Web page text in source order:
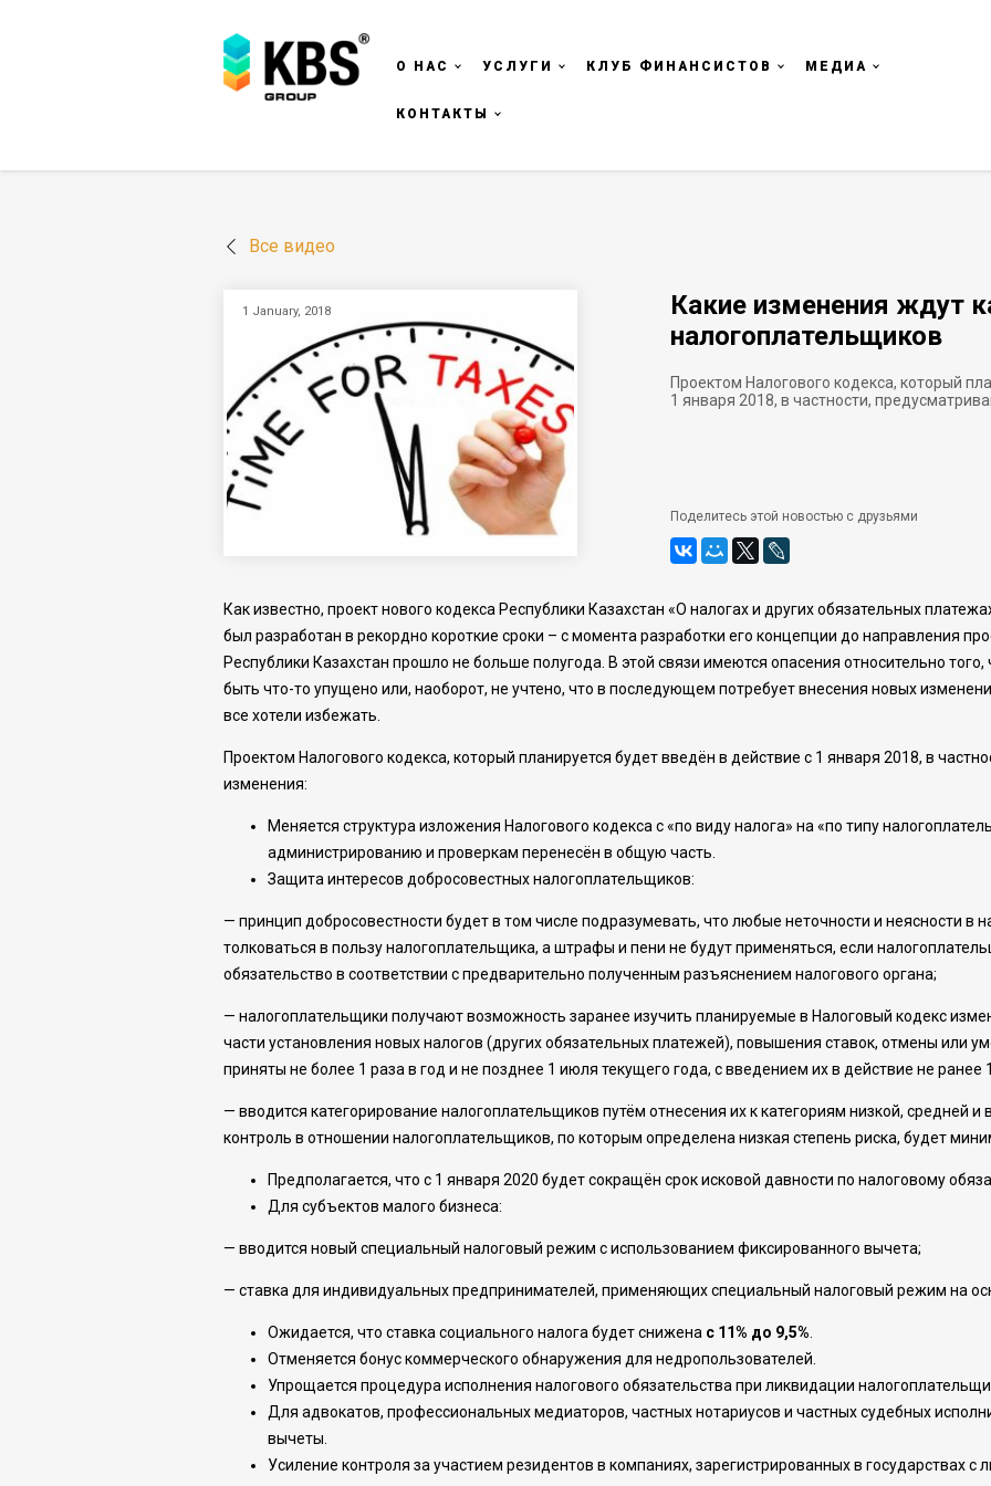
О НАС УСЛУГИ КЛУБ ФИНАНСИСТОВ МЕДИА
КОНТАКТЫ
Все видео
1 January, 2018
Какие изменения ждут
налогоплательщиков
Проектом Налогового кодекса, который
1 января 2018, в частности,
Поделитесь этой новостью с друзьями
Как известно, проект нового кодекса Республики Казахстан «О налогах и других обязательных
был разработан в рекордно короткие сроки – с момента разработки его концепции до направления
Республики Казахстан прошло не больше полугода. В этой связи имеются опасения относительно
быть что-то упущено или, наоборот, не учтено, что в последующем потребует внесения новых
все хотели избежать.
Проектом Налогового кодекса, который планируется будет введён в действие с 1 января 2018, в
изменения:
Меняется структура изложения Налогового кодекса с «по виду налога» на «по типу
администрированию и проверкам перенесён в общую часть.
Защита интересов добросовестных налогоплательщиков:
— принцип добросовестности будет в том числе подразумевать, что любые неточности и неясности в
толковаться в пользу налогоплательщика, а штрафы и пени не будут применяться, если
обязательство в соответствии с предварительно полученным разъяснением налогового органа;
— налогоплательщики получают возможность заранее изучить планируемые в Налоговый кодекс
части установления новых налогов (других обязательных платежей), повышения ставок, отмены или
приняты не более 1 раза в год и не позднее 1 июля текущего года, с введением их в действие не
— вводится категорирование налогоплательщиков путём отнесения их к категориям низкой, средней и
контроль в отношении налогоплательщиков, по которым определена низкая степень риска, будет
Предполагается, что с 1 января 2020 будет сокращён срок исковой давности по налоговому
Для субъектов малого бизнеса:
— вводится новый специальный налоговый режим с использованием фиксированного вычета;
— ставка для индивидуальных предпринимателей, применяющих специальный налоговый режим на
Ожидается, что ставка социального налога будет снижена с 11% до 9,5%
Отменяется бонус коммерческого обнаружения для недропользователей.
Упрощается процедура исполнения налогового обязательства при ликвидации
Для адвокатов, профессиональных медиаторов, частных нотариусов и частных судебных
вычеты.
Усиление контроля за участием резидентов в компаниях, зарегистрированных в государствах